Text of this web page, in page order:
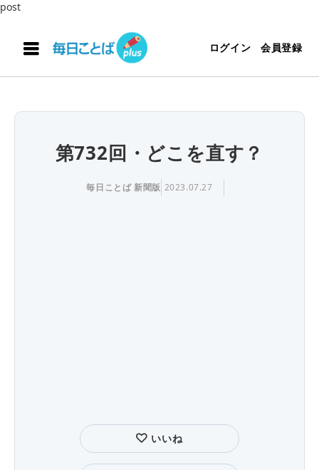
post
ログイン 会員登録
第732回・どこを直す？
毎日ことば 新聞版 2023.07.27
いいね